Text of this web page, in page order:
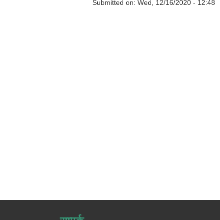
Submitted on: Wed, 12/16/2020 - 12:48